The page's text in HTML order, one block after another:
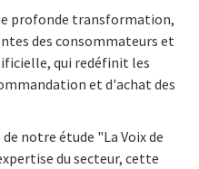
profonde transformation,
des consommateurs et
qui redéfinit les
et d'achat des
notre étude "La Voix de
du secteur, cette